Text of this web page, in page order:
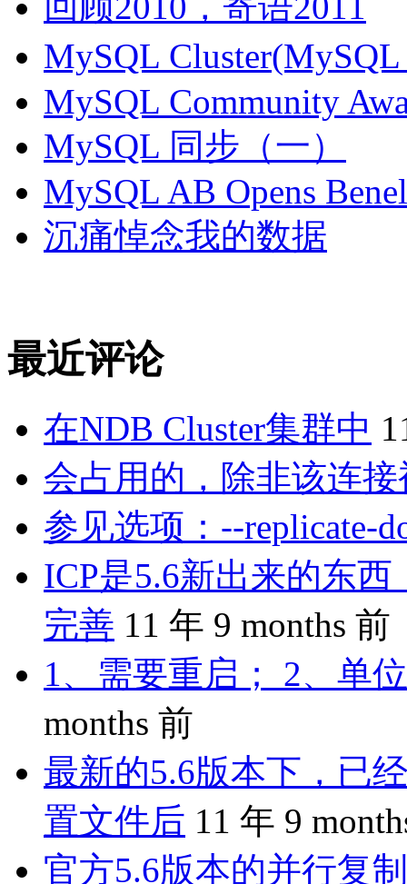
MySQL
MySQL Community
MySQL 同步（一）
MySQL AB Opens
沉痛悼念我的数据
最近评论
在NDB Cluster集群中
会占用的，除非该连
参见选项：--replicate-
ICP是5.6新出来的东
完善 11 年 9 months 前
1、需要重启； 2、单
months 前
最新的5.6版本下，已
置文件后 11 年 9
官方5.6版本的并行复